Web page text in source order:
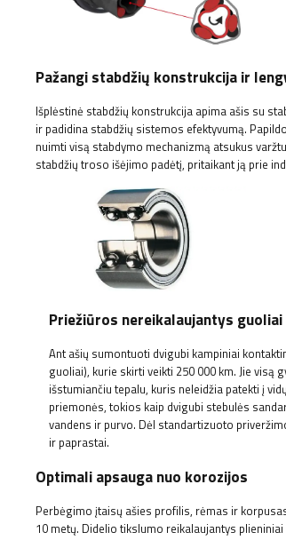
Pažangi stabdžių konstrukcija ir
Išplėstinė stabdžių konstrukcija apima ašis su
ir padidina stabdžių sistemos efektyvumą.
nuimti visą stabdymo mechanizmą atsukus
stabdžių troso išėjimo padėtį, pritaikant ją prie
Priežiūros nereikalaujantys
Ant ašių sumontuoti dvigubi kampiniai
guoliai), kurie skirti veikti 250 000 km. Jie visą
išstumiančiu tepalu, kuris neleidžia patekti į
priemonės, tokios kaip dvigubi stebulės
vandens ir purvo. Dėl standartizuoto
ir paprastai.
Optimali apsauga nuo korozijos
Perbėgimo įtaisų ašies profilis, rėmas ir
10 metų. Didelio tikslumo reikalaujantys